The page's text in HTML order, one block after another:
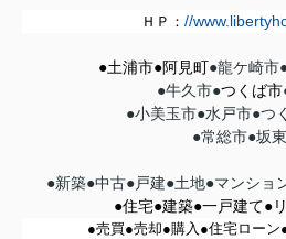
ＨＰ： //
●土浦市●阿見町●龍ケ崎市
●牛久市●つくば市
●小美玉市●水戸市●つ
●常総市●坂
●新築●中古●戸建●土地●マンショ
●住宅●建築●一戸建て●
●売買●売却●購入●住宅ローン